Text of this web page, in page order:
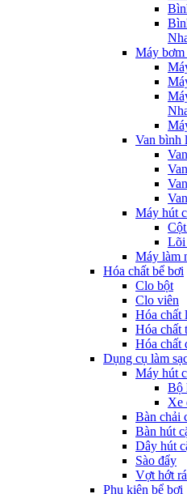
Máy bơm
Van bình
Máy hút
Lõi
Máy làm
Hóa chất bể bơi
Clo bột
Clo viên
Hóa chất
Hóa chất
Hóa chất
Dụng cụ làm
Máy hút
Bộ
Xe
Bàn chải
Bàn hút
Dây hút
Sào đẩy
Vợt hớt
Phụ kiện bể bơi